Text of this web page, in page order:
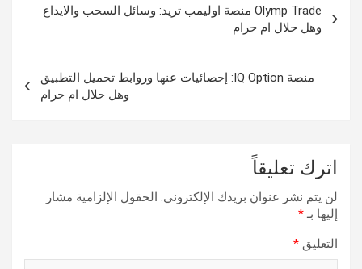
المقالات
Olymp Trade منصة اوليمب تريد: وسائل السحب والايداع
وهل حلال ام حرام
منصة IQ Option: إحصائيات عنها وروابط تحميل التطبيق
وهل حلال ام حرام
اترك تعليقاً
لن يتم نشر عنوان بريدك الإلكتروني. الحقول الإلزامية مشار
إليها بـ*
التعليق *